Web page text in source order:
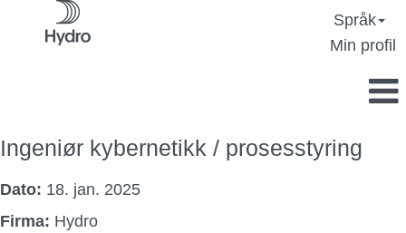
Språk
Min profil
Ingeniør kybernetikk / prosesstyring
Dato: 18. jan. 2025
Firma: Hydro